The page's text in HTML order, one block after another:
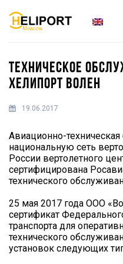
ТЕХНИЧЕСКОЕ
ХЕЛИПОРТ ВОЛЕН
19.06.2017
Авиационно-
национальную сеть
России вертолетного
сертифицирована
технического
25 мая 2017 года ООО
сертификат
транспорта для
технического
установок следующих